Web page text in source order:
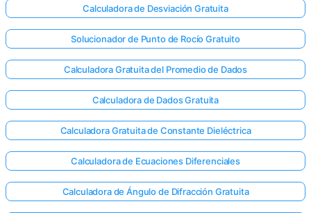
¡Inicia
sesión
Calculadora de Desviación Gratuita
Solucionador de Punto de Rocío Gratuito
Calculadora Gratuita del Promedio de Dados
Calculadora de Dados Gratuita
Calculadora Gratuita de Constante Dieléctrica
Calculadora de Ecuaciones Diferenciales
Calculadora de Ángulo de Difracción Gratuita